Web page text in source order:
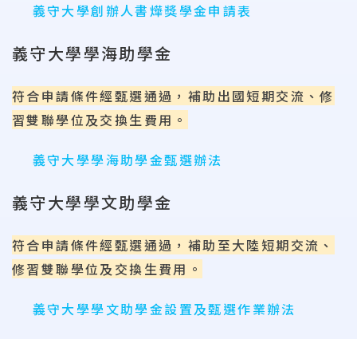
義守大學創辦人書燁獎學金申請表
義守大學學海助學金
符合申請條件經甄選通過，補助出國短期交流、修
習雙聯學位及交換生費用。
義守大學學海助學金甄選辦法
義守大學學文助學金
符合申請條件經甄選通過，補助至大陸短期交流、
修習雙聯學位及交換生費用。
義守大學學文助學金設置及甄選作業辦法